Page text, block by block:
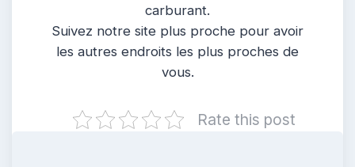
carburant.
Suivez notre site plus proche pour avoir
les autres endroits les plus proches de
vous.
Rate this post